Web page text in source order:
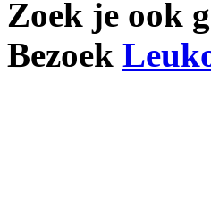
Zoek je ook
Bezoek